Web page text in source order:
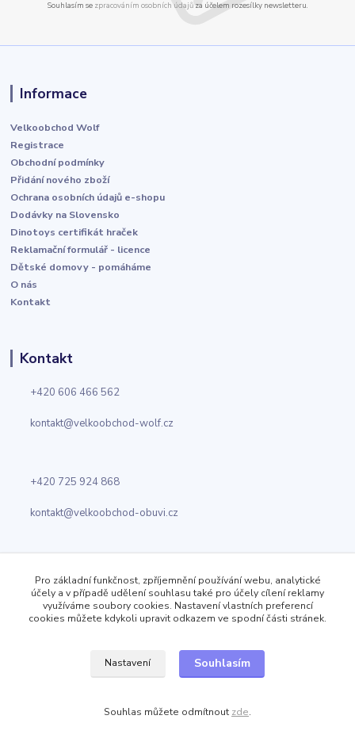
Souhlasím se zpracováním osobních údajůza účelem rozesílky newsletteru.
Informace
Velkoobchod Wolf
Registrace
Obchodní podmínky
Přidání nového zboží
Ochrana osobních údajů e-shopu
Dodávky na Slovensko
Dinotoys certifikát hraček
Reklamační formulář - licence
Dětské domovy - pomáháme
O nás
Kontakt
Kontakt
+420 606 466 562
kontakt@velkoobchod-wolf.cz
+420 725 924 868
kontakt@velkoobchod-obuvi.cz
Jizerská 919
Kosmonosy
Facebook
Pro základní funkčnost, zpříjemnění používání webu, analytické
účely a v případě udělení souhlasu také pro účely cílení reklamy
využíváme soubory cookies. Nastavení vlastních preferencí
cookies můžete kdykoli upravit odkazem ve spodní části stránek.
Nastavení Souhlasím
Souhlas můžete odmítnout zde.